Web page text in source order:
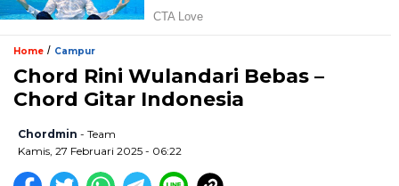
Home / Campur
Chord Rini Wulandari Bebas –
Chord Gitar Indonesia
Chordmin - Team
Kamis, 27 Februari 2025 - 06:22